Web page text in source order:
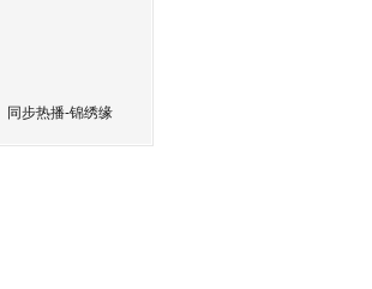
同步热播-锦绣缘